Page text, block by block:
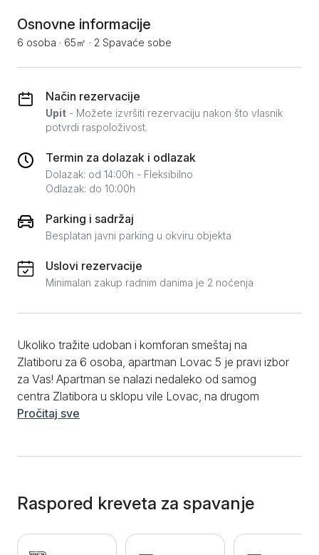
Osnovne informacije
6 osoba · 65㎡ · 2 Spavaće sobe
Način rezervacije
Upit - Možete izvršiti rezervaciju nakon što vlasnik
potvrdi raspoloživost.
Termin za dolazak i odlazak
Dolazak: od 14:00h - Fleksibilno
Odlazak: do 10:00h
Parking i sadržaj
Besplatan javni parking u okviru objekta
Uslovi rezervacije
Minimalan zakup radnim danima je 2 noćenja
Ukoliko tražite udoban i komforan smeštaj na
Zlatiboru za 6 osoba, apartman Lovac 5 je pravi izbor
za Vas! Apartman se nalazi nedaleko od samog
centra Zlatibora u sklopu vile Lovac, na drugom
spratu. Po strukturi je trosoban apartman, moderno je
poseduje dve spavaće sobe, u svakoj sobi se nalazi
udoban bračni krevet, dok je dnevna soba
opremljena garniturom na razvlačenje, trpezarijskim
stolom i stolicama. Tu je i opremljena kuhinja, kao i
Pročitaj sve
Raspored kreveta za spavanje